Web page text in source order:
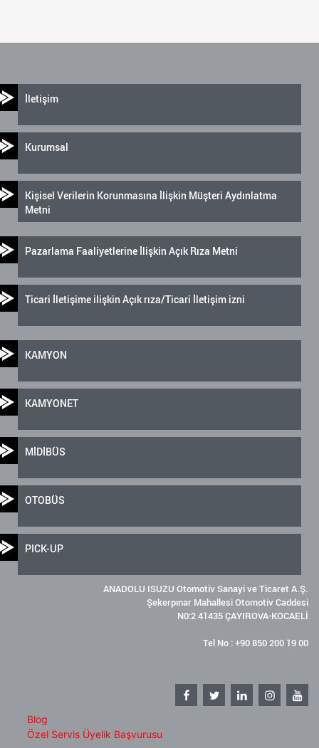
İletişim
Kurumsal
Kişisel Verilerin Korunmasına İlişkin Müşteri Aydınlatma
Metni
Pazarlama Faaliyetlerine İlişkin Açık Rıza Metni
Ticari İletişime ilişkin Açık rıza/Ticari İletişim izni
KAMYON
KAMYONET
MİDİBÜS
OTOBÜS
PICK-UP
ANADOLU ISUZU Otomotiv Sanayi ve Ticaret A.Ş.
Şekerpınar Mahallesi Otomotiv Caddesi
N0:2 41435 ÇAYIROVA-KOCAELİ
Tel No : +90 850 200 19 00
Blog
Özel Servis Üyelik Başvurusu